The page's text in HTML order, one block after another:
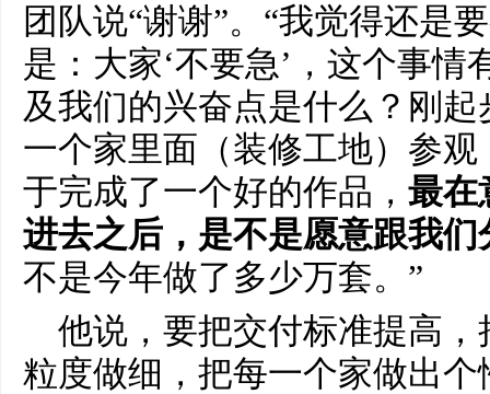
团队说“谢谢”。“我觉得还是
是：大家‘不要急’，这个事
及我们的兴奋点是什么？刚
一个家里面（装修工地）参
于完成了一个好的作品， 最在
进去之后，是不是愿意跟我们
不是今年做了多少万套。”
他说，要把交付标准提高
粒度做细，把每一个家做出